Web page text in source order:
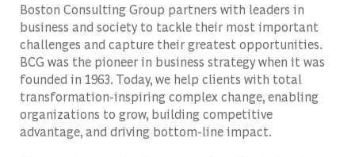
Boston Consulting Group partners with leaders in
business and society to tackle their most important
challenges and capture their greatest opportunities.
BCG was the pioneer in business strategy when it was
founded in 1963. Today, we help clients with total
transformation-inspiring complex change, enabling
organizations to grow, building competitive
advantage, and driving bottom-line impact.